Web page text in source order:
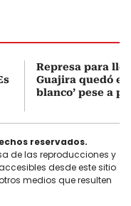
Represa para
Guajira quedó en
blanco’ pese a
reservados.
de las reproducciones y
desde este sitio
medios que resulten